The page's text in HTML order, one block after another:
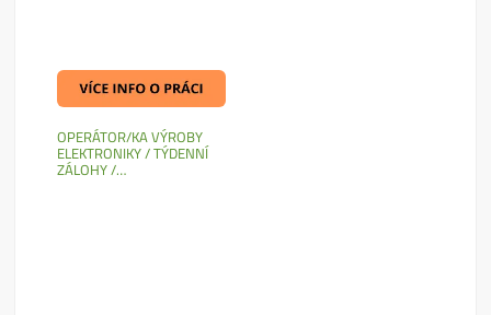
OPERÁTOR/KA VÝROBY
ELEKTRONIKY / TÝDENNÍ
ZÁLOHY /…